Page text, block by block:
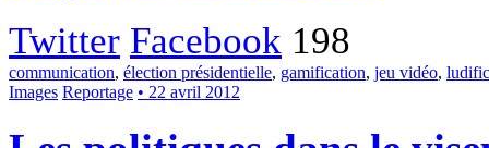
Twitter Facebook 198
communication, élection présidentielle, gamification, jeu vidéo,
Images Reportage • 22 avril 2012